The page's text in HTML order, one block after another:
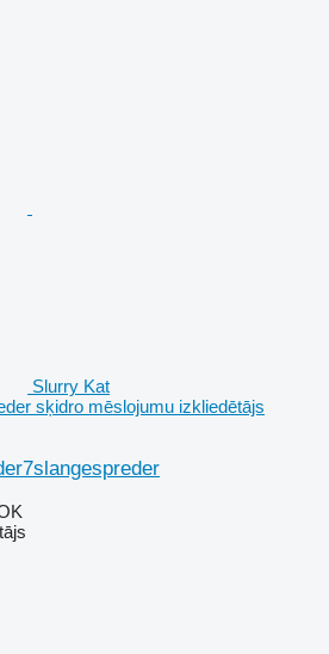
Slurry Kat
sķidro mēslojumu izkliedētājs